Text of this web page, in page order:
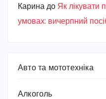
Карина до Як лікувати
умовах: вичерпний
Авто та мототехніка
Алкоголь